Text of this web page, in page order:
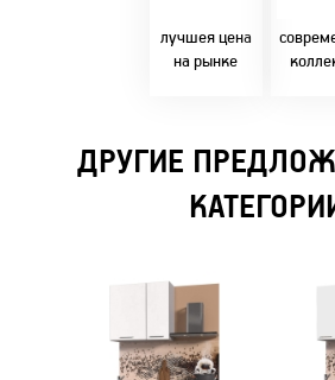
лучшея цена
на рынке
ДРУГИЕ